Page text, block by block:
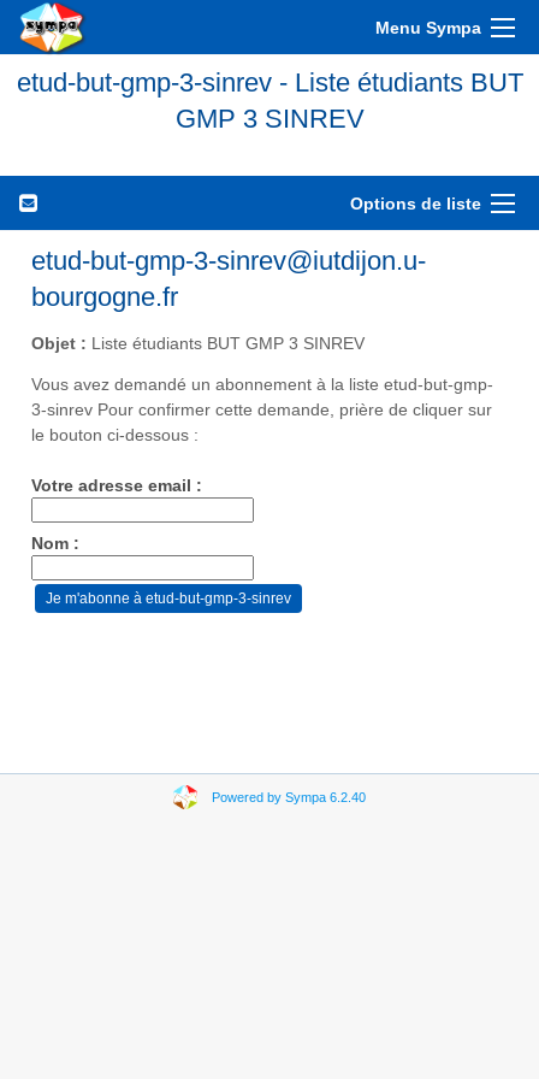
Menu Sympa
etud-but-gmp-3-sinrev - Liste étudiants BUT
GMP 3 SINREV
Options de liste
etud-but-gmp-3-sinrev@iutdijon.u-
bourgogne.fr
Objet : Liste étudiants BUT GMP 3 SINREV
Vous avez demandé un abonnement à la liste etud-but-gmp-
3-sinrev Pour confirmer cette demande, prière de cliquer sur
le bouton ci-dessous :
Votre adresse email :
Nom :
Powered by Sympa 6.2.40